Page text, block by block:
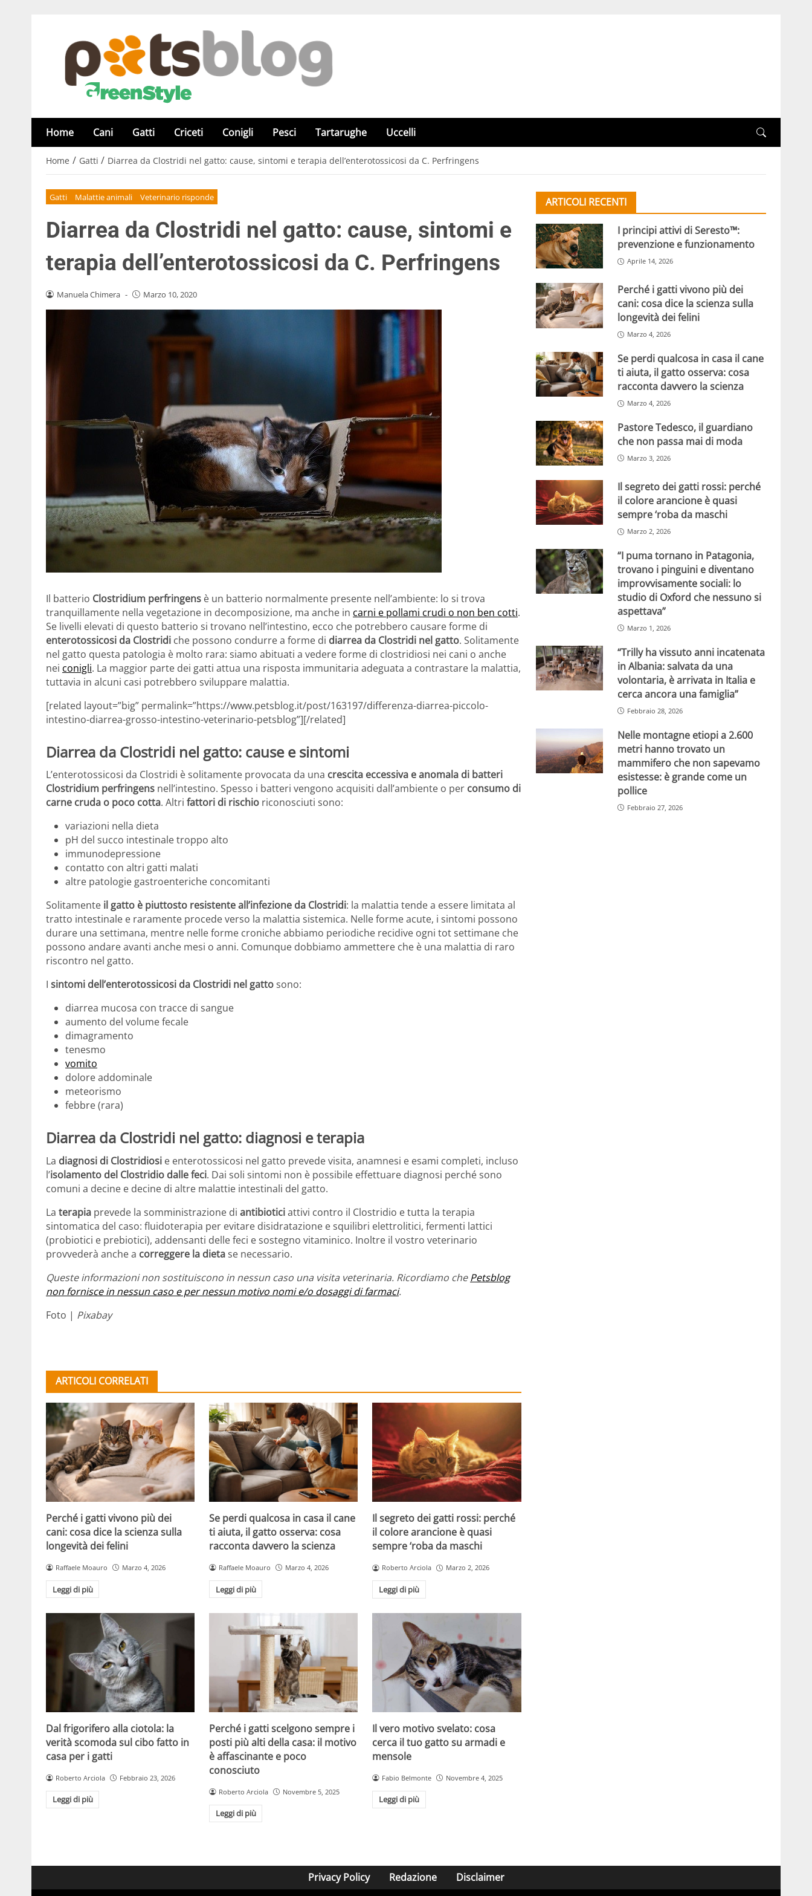
Home Cani Gatti Criceti Conigli Pesci Tartarughe Uccelli
Home / Gatti / Diarrea da Clostridi nel gatto: cause, sintomi e terapia dell’enterotossicosi da C. Perfringens
Gatti Malattie animali Veterinario risponde
Diarrea da Clostridi nel gatto: cause, sintomi e
terapia dell’enterotossicosi da C. Perfringens
Manuela Chimera - Marzo 10, 2020
Il batterio Clostridium perfringens è un batterio normalmente presente nell’ambiente: lo si trova
tranquillamente nella vegetazione in decomposizione, ma anche in carni e pollami crudi o non ben cotti.
Se livelli elevati di questo batterio si trovano nell’intestino, ecco che potrebbero causare forme di
enterotossicosi da Clostridi che possono condurre a forme di diarrea da Clostridi nel gatto. Solitamente
nel gatto questa patologia è molto rara: siamo abituati a vedere forme di clostridiosi nei cani o anche
nei conigli. La maggior parte dei gatti attua una risposta immunitaria adeguata a contrastare la malattia,
tuttavia in alcuni casi potrebbero sviluppare malattia.
[related layout=”big” permalink=”https://www.petsblog.it/post/163197/differenza-diarrea-piccolo-
intestino-diarrea-grosso-intestino-veterinario-petsblog”][/related]
Diarrea da Clostridi nel gatto: cause e sintomi
L’enterotossicosi da Clostridi è solitamente provocata da una crescita eccessiva e anomala di batteri
Clostridium perfringens nell’intestino. Spesso i batteri vengono acquisiti dall’ambiente o per consumo di
carne cruda o poco cotta. Altri fattori di rischio riconosciuti sono:
variazioni nella dieta
pH del succo intestinale troppo alto
immunodepressione
contatto con altri gatti malati
altre patologie gastroenteriche concomitanti
Solitamente il gatto è piuttosto resistente all’infezione da Clostridi: la malattia tende a essere limitata al
tratto intestinale e raramente procede verso la malattia sistemica. Nelle forme acute, i sintomi possono
durare una settimana, mentre nelle forme croniche abbiamo periodiche recidive ogni tot settimane che
possono andare avanti anche mesi o anni. Comunque dobbiamo ammettere che è una malattia di raro
riscontro nel gatto.
I sintomi dell’enterotossicosi da Clostridi nel gattosono:
diarrea mucosa con tracce di sangue
aumento del volume fecale
dimagramento
tenesmo
vomito
dolore addominale
meteorismo
febbre (rara)
Diarrea da Clostridi nel gatto: diagnosi e terapia
La diagnosi di Clostridiosi e enterotossicosi nel gatto prevede visita, anamnesi e esami completi, incluso
l’isolamento del Clostridio dalle feci. Dai soli sintomi non è possibile effettuare diagnosi perché sono
comuni a decine e decine di altre malattie intestinali del gatto.
La terapia prevede la somministrazione di antibioticiattivi contro il Clostridio e tutta la terapia
sintomatica del caso: fluidoterapia per evitare disidratazione e squilibri elettrolitici, fermenti lattici
(probiotici e prebiotici), addensanti delle feci e sostegno vitaminico. Inoltre il vostro veterinario
provvederà anche a correggere la dietase necessario.
Queste informazioni non sostituiscono in nessun caso una visita veterinaria. Ricordiamo chePetsblog
non fornisce in nessun caso e per nessun motivo nomi e/o dosaggi di farmaci.
Foto | Pixabay
ARTICOLI CORRELATI
Perché i gatti vivono più dei
cani: cosa dice la scienza sulla
longevità dei felini
Raffaele Moauro Marzo 4, 2026
Leggi di più
Se perdi qualcosa in casa il cane
ti aiuta, il gatto osserva: cosa
racconta davvero la scienza
Raffaele Moauro Marzo 4, 2026
Leggi di più
Il segreto dei gatti rossi: perché
il colore arancione è quasi
sempre ‘roba da maschi
Roberto Arciola Marzo 2, 2026
Leggi di più
Dal frigorifero alla ciotola: la
verità scomoda sul cibo fatto in
casa per i gatti
Roberto Arciola Febbraio 23, 2026
Leggi di più
Perché i gatti scelgono sempre i
posti più alti della casa: il motivo
è affascinante e poco
conosciuto
Roberto Arciola Novembre 5, 2025
Leggi di più
Il vero motivo svelato: cosa
cerca il tuo gatto su armadi e
mensole
Fabio Belmonte Novembre 4, 2025
Leggi di più
ARTICOLI RECENTI
I principi attivi di Seresto™:
prevenzione e funzionamento
Aprile 14, 2026
Perché i gatti vivono più dei
cani: cosa dice la scienza sulla
longevità dei felini
Marzo 4, 2026
Se perdi qualcosa in casa il cane
ti aiuta, il gatto osserva: cosa
racconta davvero la scienza
Marzo 4, 2026
Pastore Tedesco, il guardiano
che non passa mai di moda
Marzo 3, 2026
Il segreto dei gatti rossi: perché
il colore arancione è quasi
sempre ‘roba da maschi
Marzo 2, 2026
“I puma tornano in Patagonia,
trovano i pinguini e diventano
improvvisamente sociali: lo
studio di Oxford che nessuno si
aspettava”
Marzo 1, 2026
“Trilly ha vissuto anni incatenata
in Albania: salvata da una
volontaria, è arrivata in Italia e
cerca ancora una famiglia”
Febbraio 28, 2026
Nelle montagne etiopi a 2.600
metri hanno trovato un
mammifero che non sapevamo
esistesse: è grande come un
pollice
Febbraio 27, 2026
Privacy Policy Redazione Disclaimer